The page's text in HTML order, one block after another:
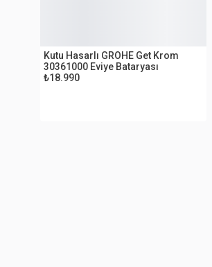
Kutu Hasarlı GROHE Get Krom
30361000 Eviye Bataryası
₺18.990